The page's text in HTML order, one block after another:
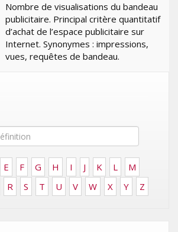
Nombre de visualisations du bandeau
publicitaire. Principal critère quantitatif
d’achat de l’espace publicitaire sur
Internet. Synonymes : impressions,
vues, requêtes de bandeau.
E F G H I J K L
M
R S T U V W X Y Z